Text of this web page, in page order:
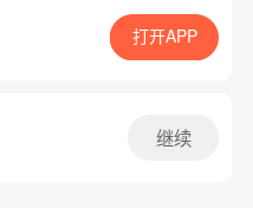
App免费看
腾漫App免费看打开APP
继续